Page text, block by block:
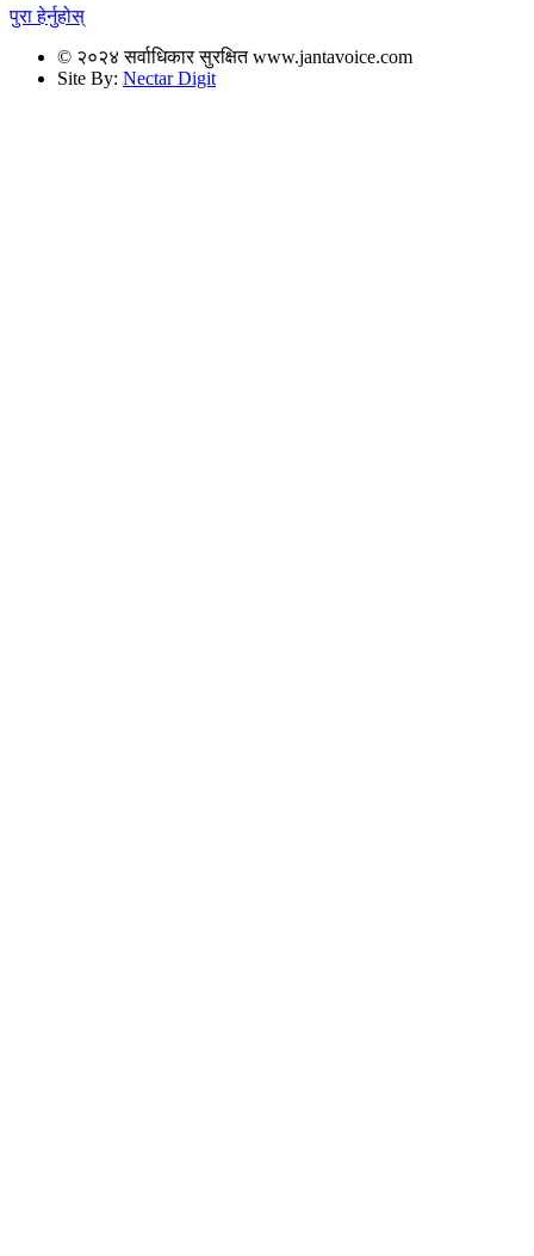
पुरा हेर्नुहोस्
© २०२४ सर्वाधिकार सुरक्षित www.jantavoice.com
Site By: Nectar Digit